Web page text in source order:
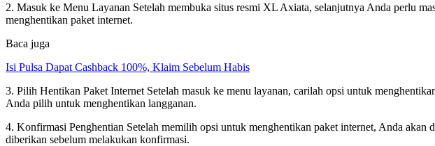
2. Masuk ke Menu Layanan Setelah membuka situs resmi XL Axiata, selanjutnya Anda perlu
menghentikan paket internet.
Baca juga
Isi Pulsa Dapat Cashback 100%, Klaim Sebelum Habis
3. Pilih Hentikan Paket Internet Setelah masuk ke menu layanan, carilah opsi untuk
Anda pilih untuk menghentikan langganan.
4. Konfirmasi Penghentian Setelah memilih opsi untuk menghentikan paket internet, Anda
diberikan sebelum melakukan konfirmasi.